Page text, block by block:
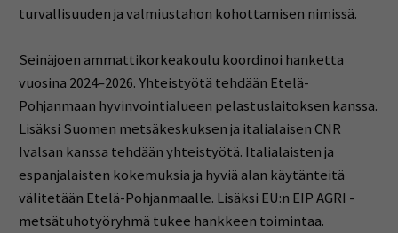
turvallisuuden ja valmiustahon kohottamisen nimissä.
Seinäjoen ammattikorkeakoulu koordinoi hanketta
vuosina 2024–2026. Yhteistyötä tehdään Etelä-
Pohjanmaan hyvinvointialueen pelastuslaitoksen kanssa.
Lisäksi Suomen metsäkeskuksen ja italialaisen CNR
Ivalsan kanssa tehdään yhteistyötä. Italialaisten ja
espanjalaisten kokemuksia ja hyviä alan käytänteitä
välitetään Etelä-Pohjanmaalle. Lisäksi EU:n EIP AGRI -
metsätuhotyöryhmä tukee hankkeen toimintaa.